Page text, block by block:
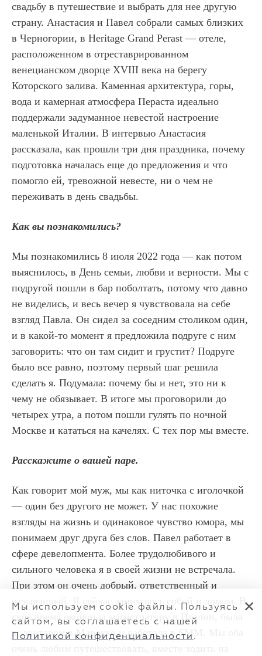
свадьбу в путешествие и выбрать для нее другую
страну. Анастасия и Павел собрали самых близких
в Черногории, в Heritage Grand Perast — отеле,
расположенном в отреставрированном
венецианском дворце XVIII века на берегу
Которского залива. Каменная архитектура, горы,
вода и камерная атмосфера Пераста идеально
поддержали задуманное невестой настроение
маленькой Италии. В интервью Анастасия
рассказала, как прошли три дня праздника, почему
подготовка началась еще до предложения и что
помогло ей, тревожной невесте, ни о чем не
переживать в день свадьбы.
Как вы познакомились?
Мы познакомились 8 июля 2022 года — как потом
выяснилось, в День семьи, любви и верности. Мы с
подругой пошли в бар поболтать, потому что давно
не виделись, и весь вечер я чувствовала на себе
взгляд Павла. Он сидел за соседним столиком один,
и в какой-то момент я предложила подруге с ним
заговорить: что он там сидит и грустит? Подруге
было все равно, поэтому первый шаг решила
сделать я. Подумала: почему бы и нет, это ни к
чему не обязывает. В итоге мы проговорили до
четырех утра, а потом пошли гулять по ночной
Москве и кататься на качелях. С тех пор мы вместе.
Расскажите о вашей паре.
Как говорит мой муж, мы как ниточка с иголочкой
— один без другого не может. У нас похожие
взгляды на жизнь и одинаковое чувство юмора, мы
понимаем друг друга без слов. Павел работает в
сфере девелопмента. Более трудолюбивого и
сильного человека я в своей жизни не встречала.
При этом он очень добрый, ответственный и
отзывчивый. Я сейчас занимаюсь собой и домом. В
свое время окончила магистратуру в Италии, была
волонтером в Марокко и работала в SMM. Мы оба
Мы используем cookie файлы. Пользуясь
сайтом, вы соглашаетесь с нашей
Политикой конфиденциальности .
✕